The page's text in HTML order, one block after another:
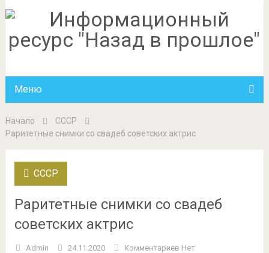
Меню
Начало
СССР
Раритетные снимки со свадеб советских актрис
СССР
Раритетные снимки со свадеб
советских актрис
Admin 24.11.2020 Комментариев Нет